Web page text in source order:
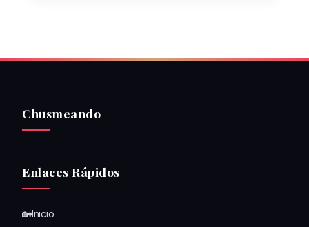
Chusmeando
Enlaces Rápidos
🏡Inicio